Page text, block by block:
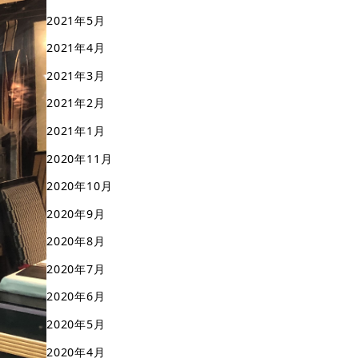
2021年5月
2021年4月
2021年3月
2021年2月
2021年1月
2020年11月
2020年10月
2020年9月
2020年8月
2020年7月
2020年6月
2020年5月
2020年4月